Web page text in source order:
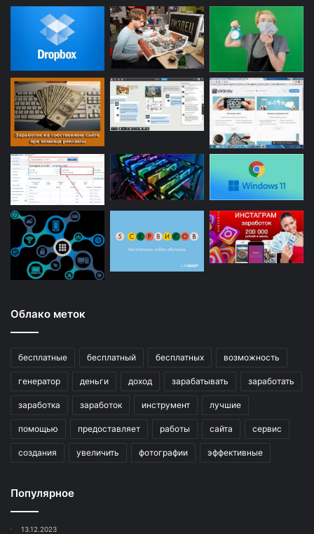
Облако меток
бесплатные бесплатный бесплатных возможность
генератор деньги доход зарабатывать заработать
заработка заработок инструмент лучшие
помощью предоставляет работы сайта сервис
создания увеличить фотографии эффективные
Популярное
13.12.2023